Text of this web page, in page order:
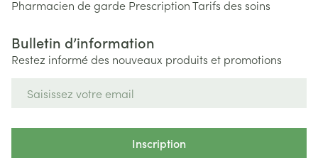
Pharmacien de garde PrescriptionTarifs des soins
Bulletin d’information
Restez informé des nouveaux produits et promotions
Inscription